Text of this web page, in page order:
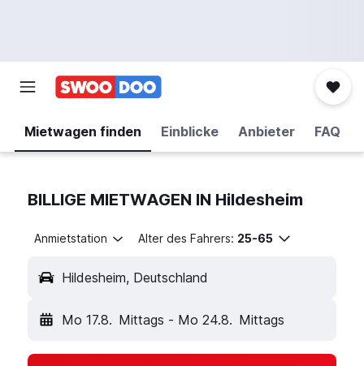
Mietwagen finden Einblicke Anbieter FAQ
BILLIGE MIETWAGEN IN Hildesheim
Anmietstation Alter des Fahrers: 25-65
Hildesheim, Deutschland
Mo 17.8. Mittags - Mo 24.8. Mittags